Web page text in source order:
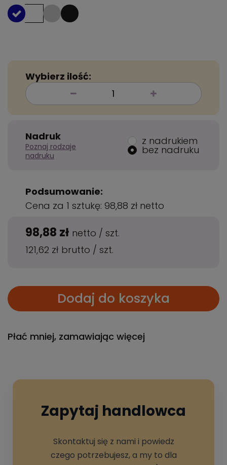
Wybierz ilość:
Nadruk
Poznaj rodzaje
nadruku
z nadrukiem
bez nadruku
Podsumowanie:
Cena za 1 sztukę: 98,88 zł netto
98,88 zł netto / szt.
121,62 zł brutto / szt.
Dodaj do koszyka
Płać mniej, zamawiając więcej
Zapytaj handlowca
Skontaktuj się z nami i powiedz
czego potrzebujesz, a my to dla